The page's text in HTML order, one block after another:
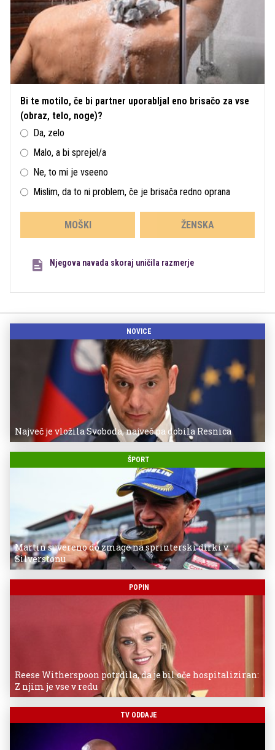
Bi te motilo, če bi partner uporabljal eno brisačo za vse
(obraz, telo, noge)?
Da, zelo
Malo, a bi sprejel/a
Ne, to mi je vseeno
Mislim, da to ni problem, če je brisača redno oprana
MOŠKI ŽENSKA
Njegova navada skoraj uničila razmerje
NOVICE
Največ je vložila Svoboda, največ pa dobila Resnica
ŠPORT
Martin suvereno do zmage na sprinterski dirki v
Silverstonu
POPIN
Reese Witherspoon potrdila, da je bil oče hospitaliziran:
Z njim je vse v redu
TV ODDAJE